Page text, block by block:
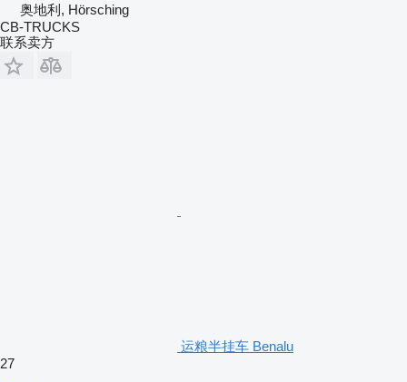
奥地利, Hörsching
CB-TRUCKS
联系卖方
运粮半挂车 Benalu
27